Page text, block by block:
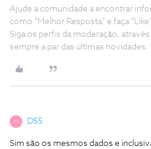
Ajude a comunidade a encontrar
como "Melhor Resposta" e faça
Siga os perfis da moderação,
sempre a par das últimas novidades.
D DS5
Sim são os mesmos dados e